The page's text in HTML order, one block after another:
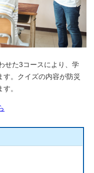
せた3コースにより、学
。クイズの内容が防災
。